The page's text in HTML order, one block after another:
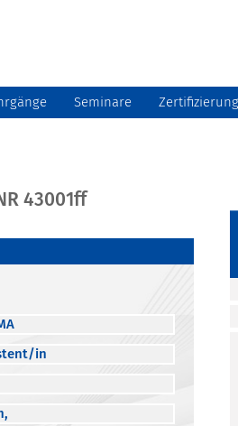
Seminare Zertifizierung
43001ff
in